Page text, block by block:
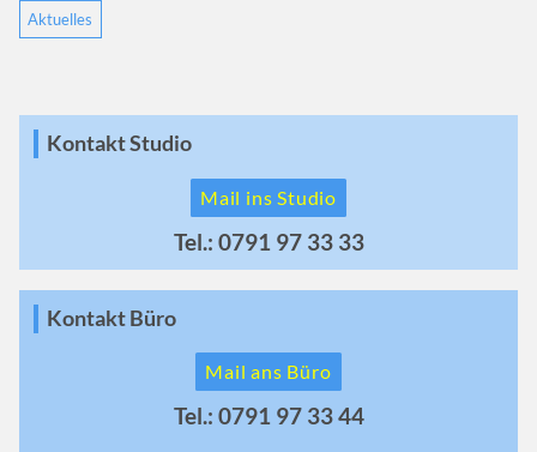
Aktuelles
Kontakt Studio
Mail ins Studio
Tel.: 0791 97 33 33
Kontakt Büro
Mail ans Büro
Tel.: 0791 97 33 44